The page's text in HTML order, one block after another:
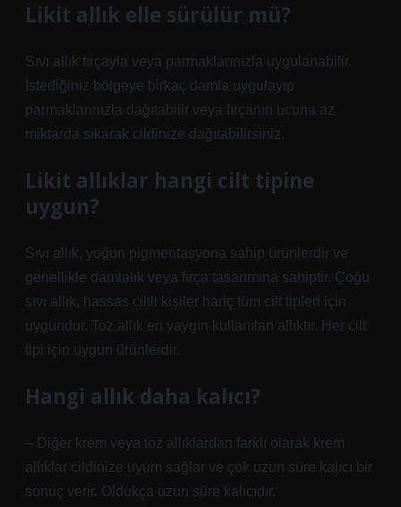
Likit allık elle sürülür mü?
Sıvı allık fırçayla veya parmaklarınızla uygulanabilir.
İstediğiniz bölgeye birkaç damla uygulayıp
parmaklarınızla dağıtabilir veya fırçanın ucuna az
miktarda sıkarak cildinize dağıtabilirsiniz.
Likit allıklar hangi cilt tipine
uygun?
Sıvı allık, yoğun pigmentasyona sahip ürünlerdir ve
genellikle damlalık veya fırça tasarımına sahiptir. Çoğu
sıvı allık, hassas ciltli kişiler hariç tüm cilt tipleri için
uygundur. Toz allık en yaygın kullanılan allıktır. Her cilt
tipi için uygun ürünlerdir.
Hangi allık daha kalıcı?
– Diğer krem ​​veya toz allıklardan farklı olarak krem ​​
allıklar cildinize uyum sağlar ve çok uzun süre kalıcı bir
sonuç verir. Oldukça uzun süre kalıcıdır.